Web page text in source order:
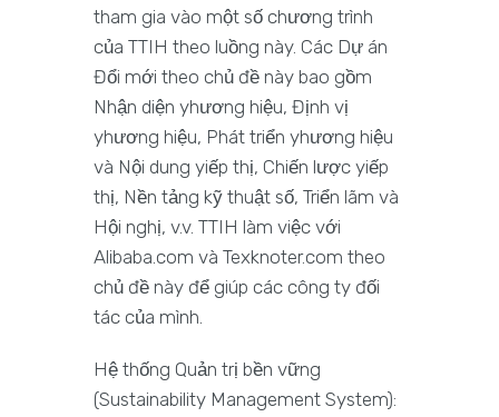
tham gia vào một số chương trình
của TTIH theo luồng này. Các Dự án
Đổi mới theo chủ đề này bao gồm
Nhận diện yhương hiệu, Định vị
yhương hiệu, Phát triển yhương hiệu
và Nội dung yiếp thị, Chiến lược yiếp
thị, Nền tảng kỹ thuật số, Triển lãm và
Hội nghị, v.v. TTIH làm việc với
Alibaba.com và Texknoter.com theo
chủ đề này để giúp các công ty đối
tác của mình.
Hệ thống Quản trị bền vững
(Sustainability Management System):